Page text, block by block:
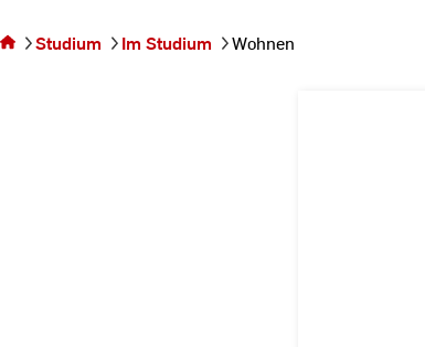
sich auf
der
Studium Im Studium Wohnen